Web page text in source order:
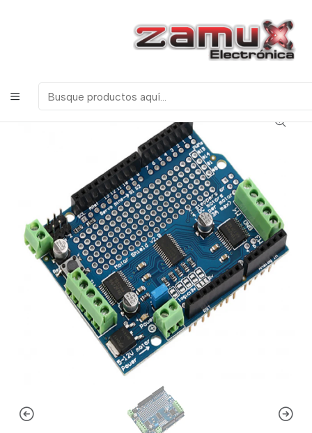
ELECTRONICOS, ROBOTICA & TECNOLOGIA
Productos Arduino
Shields
SHIELD PARA SERVOMOTORES V2